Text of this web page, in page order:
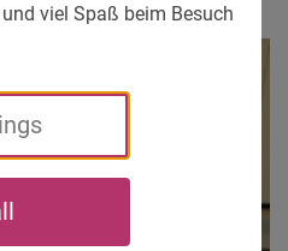
viel Spaß beim Besuch